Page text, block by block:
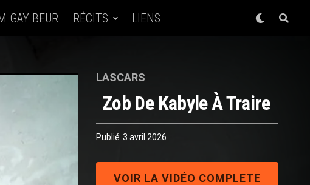
GAY BEUR RÉCITS LIENS
LASCARS
Zob De Kabyle À Traire
Publié 3 avril 2026
VOIR LA VIDÉO COMPLETE